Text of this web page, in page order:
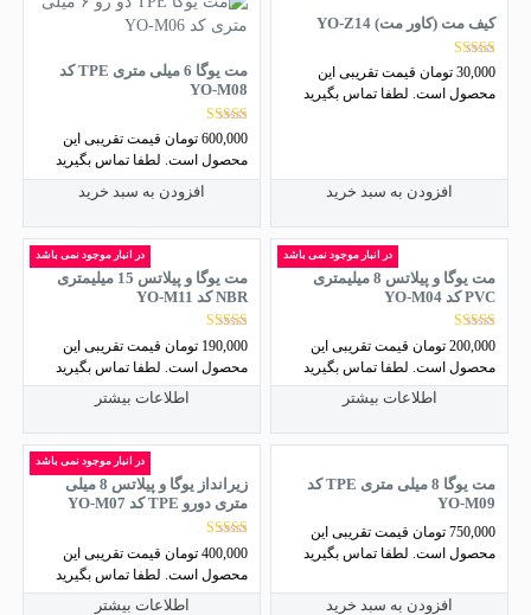
کیف مت (کاور مت) YO-Z14
نمره
3.86
از 5
30,000 تومان قیمت تقریبی این
محصول است. لطفا تماس بگیرید
افزودن به سبد خرید
مت یوگا 6 میلی متری TPE کد
YO-M08
نمره
5.00
از 5
600,000 تومان قیمت تقریبی این
محصول است. لطفا تماس بگیرید
افزودن به سبد خرید
در انبار موجود نمی باشد
مت یوگا و پیلاتس 8 میلیمتری
PVC کد YO-M04
نمره
4.50
از 5
200,000 تومان قیمت تقریبی این
محصول است. لطفا تماس بگیرید
اطلاعات بیشتر
در انبار موجود نمی باشد
مت یوگا و پیلاتس 15 میلیمتری
NBR کد YO-M11
نمره
5.00
از 5
190,000 تومان قیمت تقریبی این
محصول است. لطفا تماس بگیرید
اطلاعات بیشتر
مت یوگا 8 میلی متری TPE کد
YO-M09
750,000 تومان قیمت تقریبی این
محصول است. لطفا تماس بگیرید
افزودن به سبد خرید
در انبار موجود نمی باشد
زیرانداز یوگا و پیلاتس 8 میلی
متری دورو TPE کد YO-M07
نمره
4.86
از 5
400,000 تومان قیمت تقریبی این
محصول است. لطفا تماس بگیرید
اطلاعات بیشتر